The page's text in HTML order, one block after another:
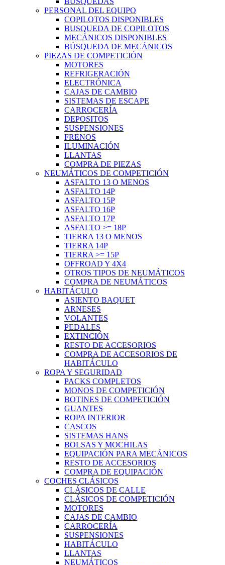
PERSONAL DEL EQUIPO
COPILOTOS DISPONIBLES
BUSQUEDA DE COPILOTOS
MECÁNICOS DISPONIBLES
BÚSQUEDA DE MECÁNICOS
PIEZAS DE COMPETICIÓN
MOTORES
REFRIGERACIÓN
ELECTRÓNICA
CAJAS DE CAMBIO
SISTEMAS DE ESCAPE
CARROCERÍA
DEPOSITOS
SUSPENSIONES
FRENOS
ILUMINACIÓN
LLANTAS
COMPRA DE PIEZAS
NEUMÁTICOS DE COMPETICIÓN
ASFALTO 13 O MENOS
ASFALTO 14P
ASFALTO 15P
ASFALTO 16P
ASFALTO 17P
ASFALTO >= 18P
TIERRA 13 O MENOS
TIERRA 14P
TIERRA >= 15P
OFFROAD Y 4X4
OTROS TIPOS DE NEUMÁTICOS
COMPRA DE NEUMÁTICOS
HABITÁCULO
ASIENTO BAQUET
ARNESES
VOLANTES
PEDALES
EXTINCIÓN
RESTO DE ACCESORIOS
COMPRA DE ACCESORIOS DE
HABITÁCULO
ROPA Y SEGURIDAD
PACKS COMPLETOS
MONOS DE COMPETICIÓN
BOTINES DE COMPETICIÓN
GUANTES
ROPA INTERIOR
CASCOS
SISTEMAS HANS
BOLSAS Y MOCHILAS
EQUIPACIÓN PARA MECÁNICOS
RESTO DE ACCESORIOS
COMPRA DE EQUIPACIÓN
COCHES CLÁSICOS
CLÁSICOS DE CALLE
CLÁSICOS DE COMPETICIÓN
MOTORES
CAJAS DE CAMBIO
CARROCERÍA
SUSPENSIONES
HABITÁCULO
LLANTAS
NEUMÁTICOS